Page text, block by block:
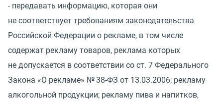
- передавать информацию, которая они
не соответствует требованиям законодательства
Российской Федерации о рекламе, в том числе
содержат рекламу товаров, реклама которых
не допускается в соответствии со ст. 7 Федерального
Закона «О рекламе» № 38-ФЗ от 13.03.2006; рекламу
алкогольной продукции; рекламу пива и напитков,